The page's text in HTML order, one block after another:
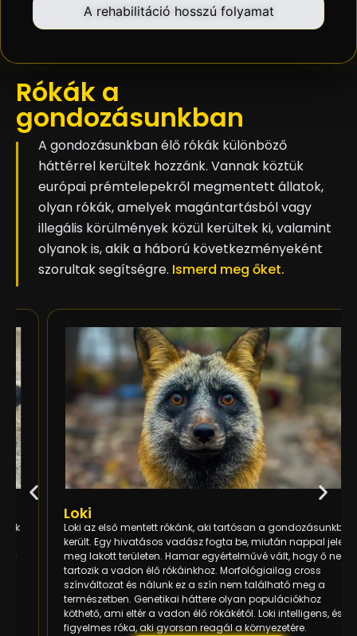
A rehabilitáció hosszú folyamat
Rókák a
gondozásunkban
A gondozásunkban élő rókák különböző
háttérrel kerültek hozzánk. Vannak köztük
európai prémtelepekről megmentett állatok,
olyan rókák, amelyek magántartásból vagy
illegális körülmények közül kerültek ki, valamint
olyanok is, akik a háború következményeként
szorultak segítségre. Ismerd meg őket.
Loki az első mentett rókánk, aki tartósan a gondozásunkba
került. Egy hivatásos vadász fogta be, miután nappal jelent
meg lakott területen. Hamar egyértelművé vált, hogy ő nem
tartozik a vadon élő rókáinkhoz. Morfológiailag cross
színváltozat és nálunk ez a szín nem található meg a
természetben. Genetikai háttere olyan populációkhoz
köthető, ami eltér a vadon élő rókákétól. Loki intelligens, és
figyelmes róka, aki gyorsan reagál a környezetére.